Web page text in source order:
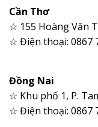
Cần Thơ
☆ 155 Hoàng Văn
☆ Điện thoại: 0867
Đồng Nai
☆ Khu phố 1, P.
☆ Điện thoại: 0867